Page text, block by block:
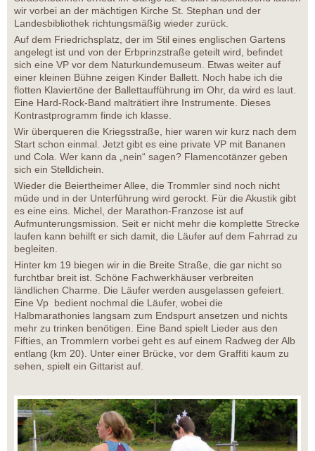
wir vorbei an der mächtigen Kirche St. Stephan und der
Landesbibliothek richtungsmäßig wieder zurück.
Auf dem Friedrichsplatz, der im Stil eines englischen Gartens
angelegt ist und von der Erbprinzstraße geteilt wird, befindet
sich eine VP vor dem Naturkundemuseum. Etwas weiter auf
einer kleinen Bühne zeigen Kinder Ballett. Noch habe ich die
flotten Klaviertöne der Ballettaufführung im Ohr, da wird es laut.
Eine Hard-Rock-Band malträtiert ihre Instrumente. Dieses
Kontrastprogramm finde ich klasse.
Wir überqueren die Kriegsstraße, hier waren wir kurz nach dem
Start schon einmal. Jetzt gibt es eine private VP mit Bananen
und Cola. Wer kann da „nein“ sagen? Flamencotänzer geben
sich ein Stelldichein.
Wieder die Beiertheimer Allee, die Trommler sind noch nicht
müde und in der Unterführung wird gerockt. Für die Akustik gibt
es eine eins. Michel, der Marathon-Franzose ist auf
Aufmunterungsmission. Seit er nicht mehr die komplette Strecke
laufen kann behilft er sich damit, die Läufer auf dem Fahrrad zu
begleiten.
Hinter km 19 biegen wir in die Breite Straße, die gar nicht so
furchtbar breit ist. Schöne Fachwerkhäuser verbreiten
ländlichen Charme. Die Läufer werden ausgelassen gefeiert.
Eine Vp bedient nochmal die Läufer, wobei die
Halbmarathonies langsam zum Endspurt ansetzen und nichts
mehr zu trinken benötigen. Eine Band spielt Lieder aus den
Fifties, an Trommlern vorbei geht es auf einem Radweg der Alb
entlang (km 20). Unter einer Brücke, vor dem Graffiti kaum zu
sehen, spielt ein Gittarist auf.